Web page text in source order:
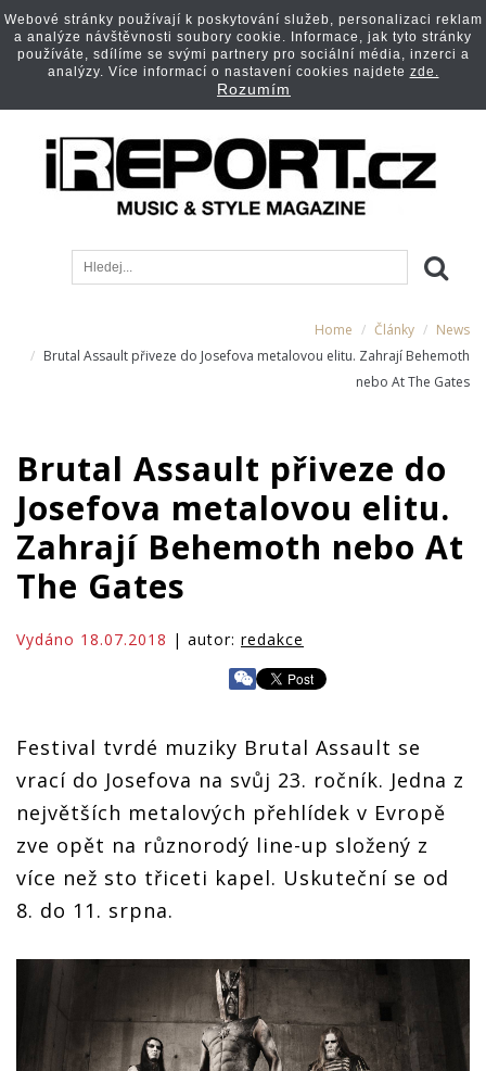
Home Články
News
Brutal Assault přiveze do Josefova metalovou elitu. Zahrají Behemoth
nebo At The Gates
Brutal Assault přiveze do
Josefova metalovou elitu.
Zahrají Behemoth nebo At
The Gates
Vydáno 18.07.2018 | autor: redakce
Festival tvrdé muziky Brutal Assault se
vrací do Josefova na svůj 23. ročník. Jedna z
největších metalových přehlídek v Evropě
zve opět na různorodý line-up složený z
více než sto třiceti kapel. Uskuteční se od
8. do 11. srpna.
Webové stránky používají k poskytování služeb, personalizaci reklam
a analýze návštěvnosti soubory cookie. Informace, jak tyto stránky
používáte, sdílíme se svými partnery pro sociální média, inzerci a
analýzy. Více informací o nastavení cookies najdete zde.
Rozumím